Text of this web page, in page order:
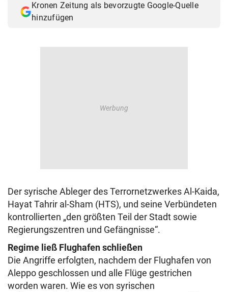
Kronen Zeitung als bevorzugte Google-Quelle
hinzufügen
Der syrische Ableger des Terrornetzwerkes Al-Kaida,
Hayat Tahrir al-Sham (HTS), und seine Verbündeten
kontrollierten „den größten Teil der Stadt sowie
Regierungszentren und Gefängnisse“.
Regime ließ Flughafen schließen
Die Angriffe erfolgten, nachdem der Flughafen von
Aleppo geschlossen und alle Flüge gestrichen
worden waren. Wie es von syrischen